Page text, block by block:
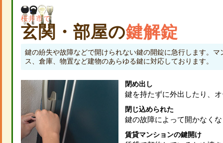
桜井市で
玄関・部屋の鍵解錠
鍵の紛失や故障などで開けられない鍵の開錠に急行します。
ス、倉庫、物置など建物のあらゆる鍵に対応しております。
閉め出し
鍵を持たずに外出したり、
閉じ込められた
鍵の故障によって開かなく
賃貸マンションの鍵開け